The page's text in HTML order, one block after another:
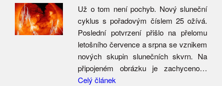
Už o tom není pochyb. Nový sluneční
cyklus s pořadovým číslem 25 ožívá.
Poslední potvrzení přišlo na přelomu
letošního července a srpna se vznikem
nových skupin slunečních skvrn. Na
připojeném obrázku je zachyceno…
Celý článek